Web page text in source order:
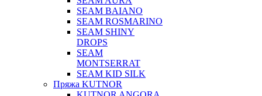
SEAM BAIANO
SEAM ROSMARINO
SEAM SHINY
DROPS
SEAM
MONTSERRAT
SEAM KID SILK
Пряжа KUTNOR